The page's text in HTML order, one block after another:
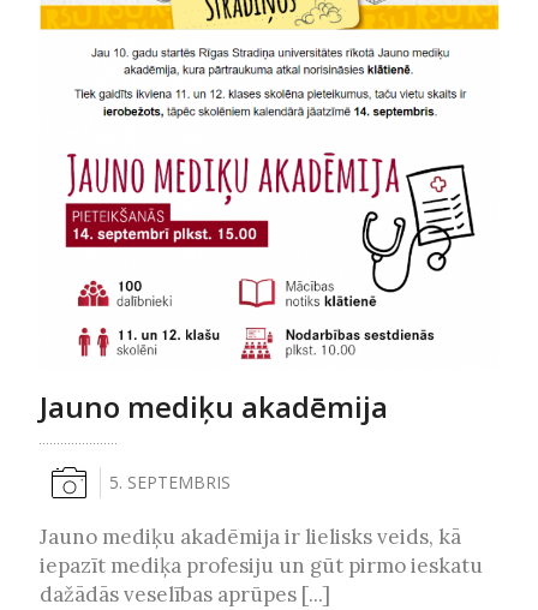
Jauno mediķu akadēmija
5. SEPTEMBRIS
Jauno mediķu akadēmija ir lielisks veids, kā
iepazīt mediķa profesiju un gūt pirmo ieskatu
dažādās veselības aprūpes [...]